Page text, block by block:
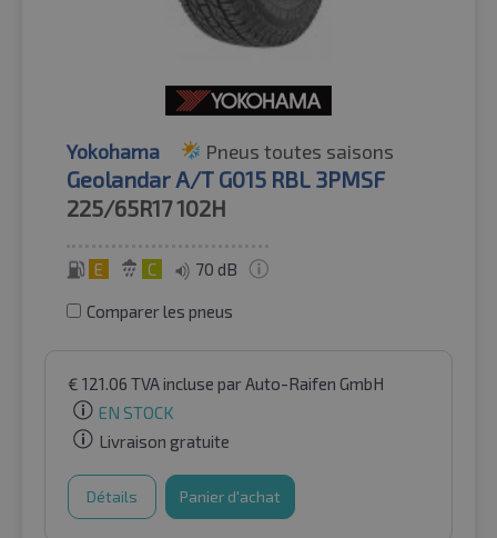
Yokohama Pneus toutes saisons
Geolandar A/T G015 RBL 3PMSF
225/65R17102H
E C 70 dB
Comparer les pneus
€ 121.06 TVA incluse par Auto-Raifen GmbH
EN STOCK
Livraison gratuite
Détails Panier d'achat